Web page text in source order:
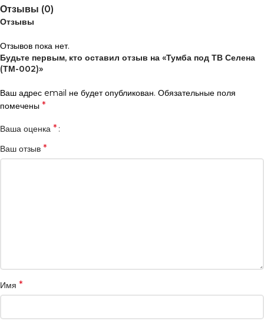
Отзывы (0)
Отзывы
Отзывов пока нет.
Будьте первым, кто оставил отзыв на «Тумба под ТВ Селена
(ТМ-002)»
Ваш адрес email не будет опубликован. Обязательные поля
помечены *
Ваша оценка *
Ваш отзыв *
Имя *